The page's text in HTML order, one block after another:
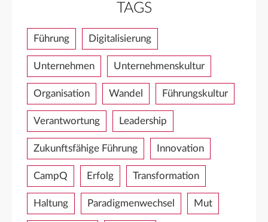
TAGS
Führung Digitalisierung
Unternehmen Unternehmenskultur
Organisation Wandel Führungskultur
Verantwortung Leadership
Zukunftsfähige Führung Innovation
CampQ Erfolg Transformation
Haltung Paradigmenwechsel Mut